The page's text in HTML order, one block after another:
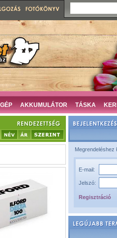
AKKUMULÁTOR TÁSKA
Megrendeléshez
E-mail:
Jelszó:
Regisztráció